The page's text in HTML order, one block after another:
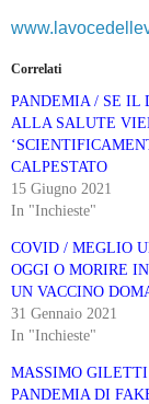
Correlati
PANDEMIA / SE IL
ALLA SALUTE
CALPESTATO
15 Giugno 2021
In "Inchieste"
COVID / MEGLIO
OGGI O MORIRE
UN VACCINO
31 Gennaio 2021
In "Inchieste"
MASSIMO
PANDEMIA DI